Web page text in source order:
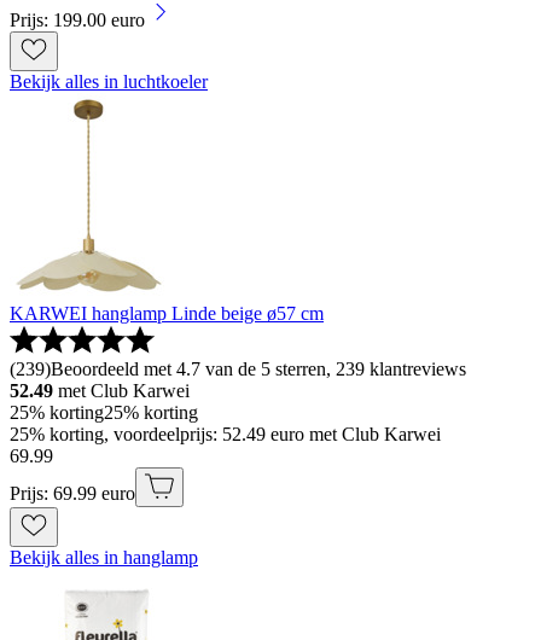
Prijs: 199.00 euro
Bekijk alles in luchtkoeler
KARWEI hanglamp Linde beige ø57 cm
(239)Beoordeeld met 4.7 van de 5 sterren, 239 klantreviews
52.49 met Club Karwei
25% korting25% korting
25% korting, voordeelprijs: 52.49 euro met Club Karwei
69.99
Prijs: 69.99 euro
Bekijk alles in hanglamp